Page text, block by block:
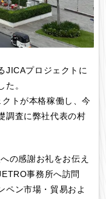
JICAプロジェクトに
。
トが本格稼働し、今
調査に弊社代表の村
の感謝お礼をお伝え
事務所へ訪問
ペン市場・貿易およ